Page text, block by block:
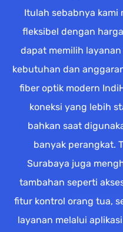
Itulah sebabnya kami
fleksibel dengan
dapat memilih
kebutuhan dan
fiber optik modern
koneksi yang lebih
bahkan saat
banyak perangkat.
Surabaya juga
tambahan seperti
fitur kontrol orang tua,
layanan melalui